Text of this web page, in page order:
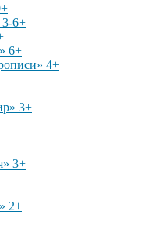
3-6+
6+
4+
3+
3+
2+